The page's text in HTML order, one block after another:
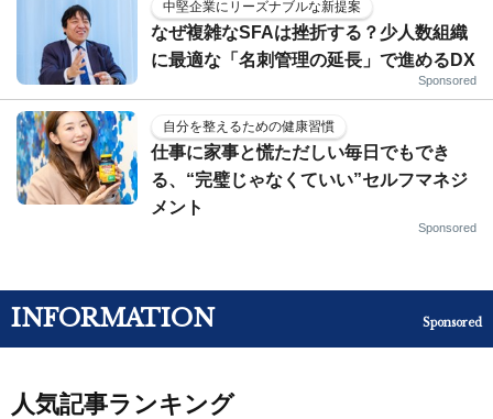
中堅企業にリーズナブルな新提案
なぜ複雑なSFAは挫折する？少人数組織
に最適な「名刺管理の延長」で進めるDX
Sponsored
自分を整えるための健康習慣
仕事に家事と慌ただしい毎日でもでき
る、“完璧じゃなくていい”セルフマネジ
メント
Sponsored
INFORMATION Sponsored
人気記事ランキング